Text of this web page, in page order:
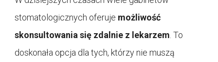
stomatologicznych oferuje możliwość
skonsultowania się zdalnie z lekarzem . To
doskonała opcja dla tych, którzy nie muszą